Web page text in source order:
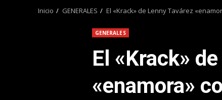
Inicio GENERALES El «Krack» de Lenny Tavárez
GENERALES
El «Krack»
«enamora»